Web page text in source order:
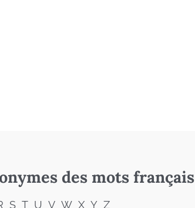
des mots français
S T U V W X Y Z